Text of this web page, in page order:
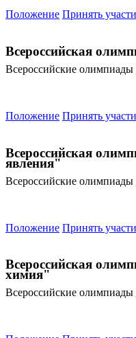
Положение Принять
Всероссийская
Всероссийские олимпиады
Положение Принять
Всероссийская
явления"
Всероссийские олимпиады
Положение Принять
Всероссийская
химия"
Всероссийские олимпиады